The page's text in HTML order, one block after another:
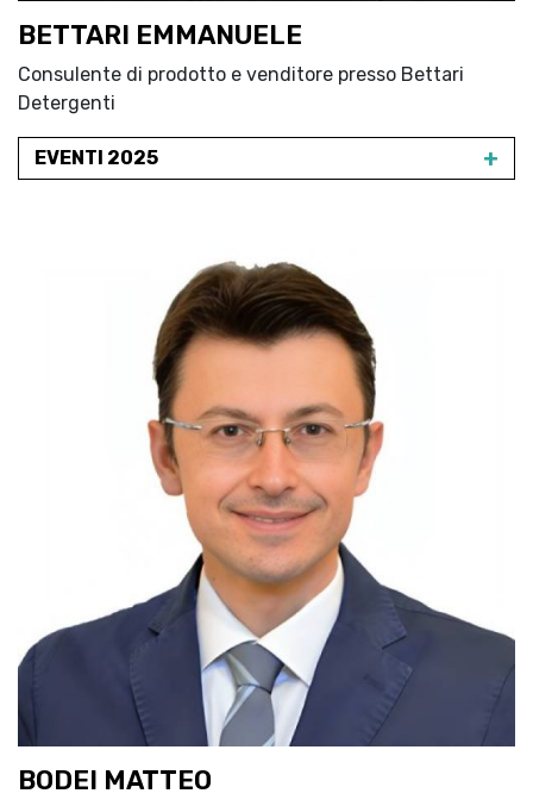
BETTARI EMMANUELE
Consulente di prodotto e venditore presso Bettari
Detergenti
EVENTI 2025 +
BODEI MATTEO